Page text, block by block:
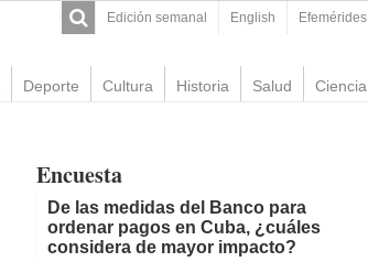
Edición semanal English Efemérides
Deporte Cultura Historia Salud Ciencia
Encuesta
De las medidas del Banco para
ordenar pagos en Cuba, ¿cuáles
considera de mayor impacto?